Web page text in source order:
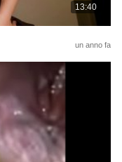
13:40
un anno fa